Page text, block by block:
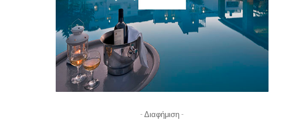
- Διαφήμιση -